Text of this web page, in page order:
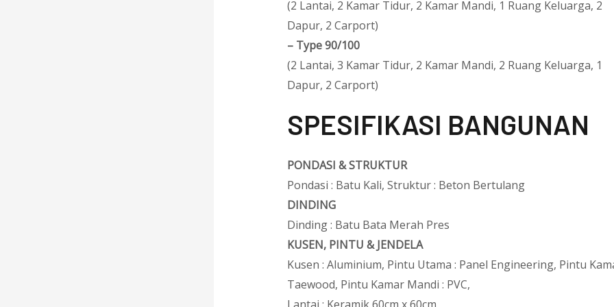
(2 Lantai, 2 Kamar Tidur, 2 Kamar Mandi, 1 Ruang Keluarga, 2
Dapur, 2 Carport)
– Type 90/100
(2 Lantai, 3 Kamar Tidur, 2 Kamar Mandi, 2 Ruang Keluarga, 1
Dapur, 2 Carport)
SPESIFIKASI BANGUNAN
PONDASI & STRUKTUR
Pondasi : Batu Kali, Struktur : Beton Bertulang
DINDING
Dinding : Batu Bata Merah Pres
KUSEN, PINTU & JENDELA
Kusen : Aluminium, Pintu Utama : Panel Engineering, Pintu
Taewood, Pintu Kamar Mandi : PVC,